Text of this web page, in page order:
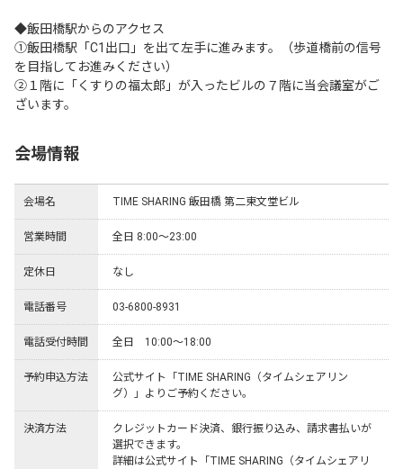
◆飯田橋駅からのアクセス
①飯田橋駅「C1出口」を出て左手に進みます。（歩道橋前の信号
を目指してお進みください）
②１階に「くすりの福太郎」が入ったビルの７階に当会議室がご
ざいます。
会場情報
会場名 TIME SHARING 飯田橋 第二東文堂ビル
営業時間 全日 8:00～23:00
定休日 なし
電話番号 03-6800-8931
電話受付時間 全日　10:00～18:00
予約申込方法
公式サイト「TIME SHARING（タイムシェアリン
グ）」よりご予約ください。
決済方法
クレジットカード決済、銀行振り込み、請求書払いが
選択できます。
詳細は公式サイト「TIME SHARING（タイムシェアリ